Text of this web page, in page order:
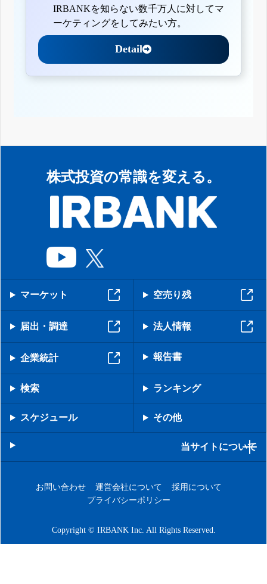
IRBANKを知らない数千万人に対してマ
ーケティングをしてみたい方。
Detail
株式投資の常識を変える。
マーケット 空売り残
届出・調達 法人情報
企業統計 報告書
検索 ランキング
スケジュール その他
当サイトについて
お問い合わせ 運営会社について
採用について
プライバシーポリシー
Copyright © IRBANK Inc. All Rights Reserved.